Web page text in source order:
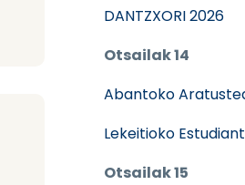
DANTZXORI 2026
Otsailak 14
Abantoko
Lekeitioko
Otsailak 15